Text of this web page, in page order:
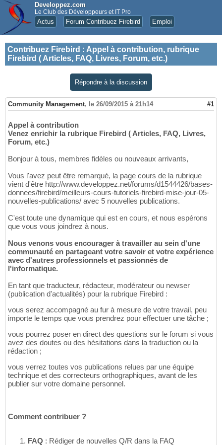
Developpez.com
Le Club des Développeurs et IT Pro
Actus Forum Contribuez Firebird Emploi
Contribuez Firebird : Appel à contribution, rubrique
Firebird ( Articles, FAQ, Livres, Forum, etc.)
Répondre à la discussion
Community Management, le 26/09/2015 à 21h14 #1
Appel à contribution
Venez enrichir la rubrique Firebird ( Articles, FAQ, Livres,
Forum, etc.)
Bonjour à tous, membres fidèles ou nouveaux arrivants,
Vous l'avez peut être remarqué, la page cours de la rubrique
vient d'être http://www.developpez.net/forums/d1544426/bases-
donnees/firebird/meilleurs-cours-tutoriels-firebird-mise-jour-05-
nouvelles-publications/ avec 5 nouvelles publications.
C'est toute une dynamique qui est en cours, et nous espérons
que vous vous joindrez à nous.
Nous venons vous encourager à travailler au sein d'une
communauté en partageant votre savoir et votre expérience
avec d'autres professionnels et passionnés de
l'informatique.
En tant que traducteur, rédacteur, modérateur ou newser
(publication d'actualités) pour la rubrique Firebird :
vous serez accompagné au fur à mesure de votre travail, peu
importe le temps que vous prendrez pour effectuer une tâche ;
vous pourrez poser en direct des questions sur le forum si vous
avez des doutes ou des hésitations dans la traduction ou la
rédaction ;
vous verrez toutes vos publications relues par une équipe
technique et des correcteurs orthographiques, avant de les
publier sur votre domaine personnel.
Comment contribuer ?
FAQ : Rédiger de nouvelles Q/R dans la FAQ